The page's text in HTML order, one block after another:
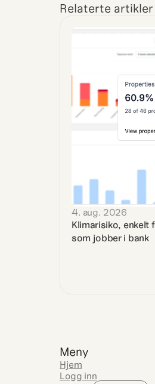
Relaterte artikler
4. aug. 2026
Klimarisiko, enkelt
som jobber i bank
Meny
Hjem
Logg inn